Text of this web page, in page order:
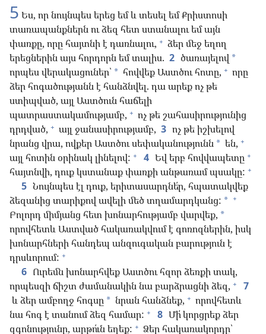
5 Ես, որ նույնպես երեց եմ և տեսել եմ Քրիստոսի
տառապանքներն ու ձեզ հետ ստանալու եմ այն
փառքը, որը հայտնի է դառնալու, + ձեր մեջ եղող
երեցներին այս հորդորն եմ տալիս. 2 ծառայելով *
որպես վերակացուներ՝ * հովվեք Աստծու հոտը, + որը
ձեր հոգածությանն է հանձնվել. դա արեք ոչ թե
ստիպված, այլ Աստծուն հաճելի
պատրաստակամությամբ, + ոչ թե շահասիրությունից
դրդված, + այլ ջանասիրությամբ, 3 ոչ թե իշխելով
նրանց վրա, ովքեր Աստծու սեփականությունն * են, +
այլ հոտին օրինակ լինելով: + 4 Եվ երբ հովվապետը +
հայտնվի, դուք կստանաք փառքի անթառամ պսակը: +
5 Նույնպես էլ դուք, երիտասարդնե՛ր, հպատակվեք
ձեզանից տարիքով ավելի մեծ տղամարդկանց: * +
Բոլորդ միմյանց հետ խոնարհությամբ վարվեք, *
որովհետև Աստված հակառակվում է գոռոզներին, իսկ
խոնարհների հանդեպ անզուգական բարություն է
դրսևորում: +
6 Ուրեմն խոնարհվեք Աստծու հզոր ձեռքի տակ,
որպեսզի ճիշտ ժամանակին նա բարձրացնի ձեզ, +
7
և ձեր ամբողջ հոգսը * նրան հանձնեք, + որովհետև
նա հոգ է տանում ձեզ համար: + 8 Մի՛ կորցրեք ձեր
զգոնությունը, արթո՛ւն եղեք: + Ձեր հակառակորդը՝